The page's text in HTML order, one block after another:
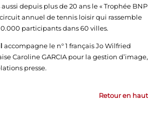
depuis plus de 20 ans le « Trophée BNP
annuel de tennis loisir qui rassemble
participants dans 60 villes.
accompagne le n° 1 français Jo Wilfried
Caroline GARCIA pour la gestion d’image,
presse.
Retour en haut